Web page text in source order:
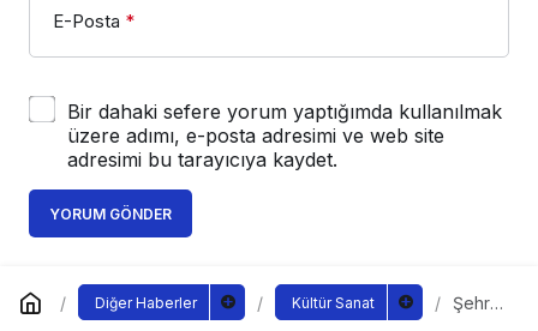
E-Posta *
Bir dahaki sefere yorum yaptığımda kullanılmak
üzere adımı, e-posta adresimi ve web site
adresimi bu tarayıcıya kaydet.
YORUM GÖNDER
Diğer Haberler Kültür Sanat
Şehre